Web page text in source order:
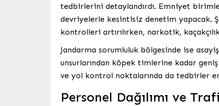
tedbirlerini detaylandırdı. Emniyet
devriyelerle kesintisiz denetim yapacak.
kontrolleri artırılırken, narkotik,
Jandarma sorumluluk bölgesinde ise
unsurlarından köpek timlerine kadar
ve yol kontrol noktalarında da tedbirler
Personel Dağılımı ve